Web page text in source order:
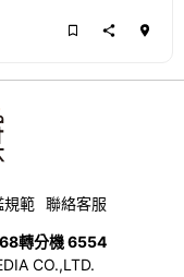
規範 聯絡客服
轉分機 6554
CO.,LTD.